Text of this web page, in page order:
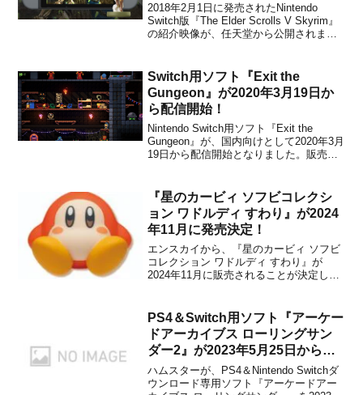
2018年2月1日に発売されたNintendo
Switch版『The Elder Scrolls V Skyrim』
の紹介映像が、任天堂から公開されまし
ムかいまいち分からない。という人には
ピッタリなので、ぜ...
Switch用ソフト『Exit the
Gungeon』が2020年3月19日か
ら配信開始！
Nintendo Switch用ソフト『Exit the
Gungeon』が、国内向けとして2020年3月
19日から配信開始となりました。販売価
ースされた本作は、弾幕シューティング
系...
『星のカービィ ソフビコレクシ
ョン ワドルディ すわり』が2024
年11月に発売決定！
エンスカイから、『星のカービィ ソフビ
コレクション ワドルディ すわり』が
2024年11月に販売されることが決定しま
『星のカービィ ソフビコレクション ゴー
ルデンワドルディ』に続いて、お座り姿
がキュートなワ...
PS4＆Switch用ソフト『アーケー
ドアーカイブス ローリングサン
ダー2』が2023年5月25日から配
信開始！
ハムスターが、PS4＆Nintendo Switchダ
ウンロード専用ソフト『アーケードアー